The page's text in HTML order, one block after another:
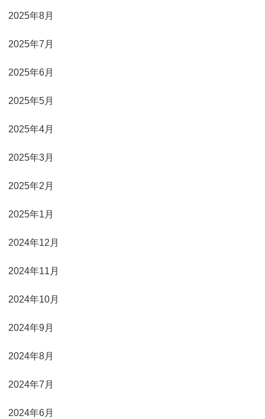
2025年8月
2025年7月
2025年6月
2025年5月
2025年4月
2025年3月
2025年2月
2025年1月
2024年12月
2024年11月
2024年10月
2024年9月
2024年8月
2024年7月
2024年6月